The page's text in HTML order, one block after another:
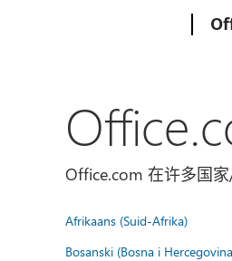
Office.com 在许多国
Afrikaans (Suid-Afrika)
Bosanski (Bosna i